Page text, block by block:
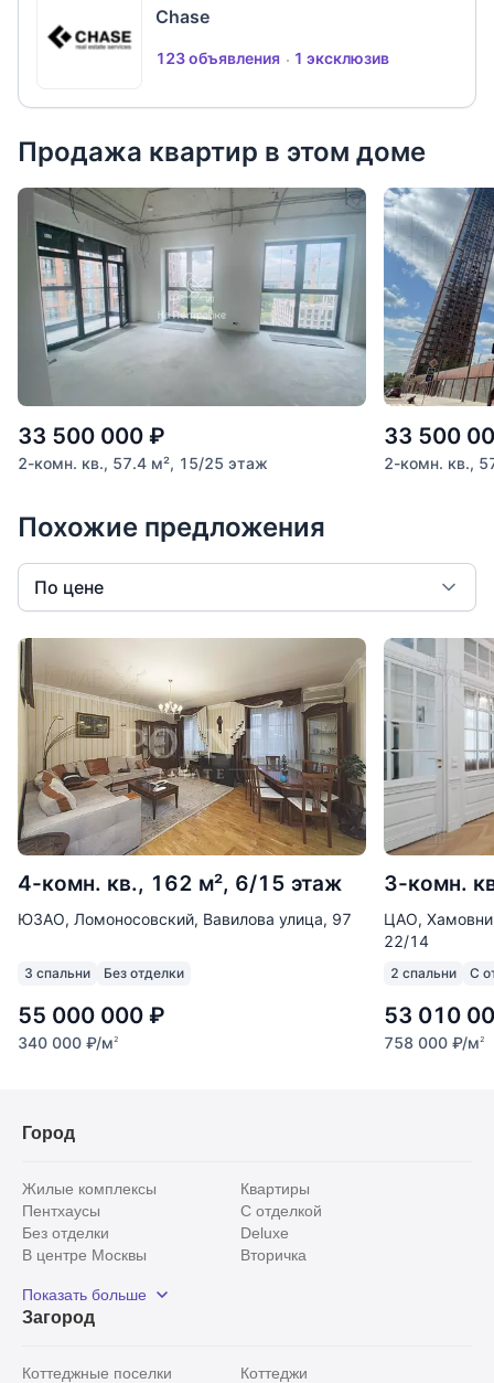
Chase
123 объявления 1 эксклюзив
Продажа квартир в этом доме
33 500 000 ₽
2-комн. кв., 57.4 м², 15/25 этаж
33 500
2-комн. кв.,
Похожие предложения
По цене
4-комн. кв., 162 м², 6/15 этаж
ЮЗАО, Ломоносовский, Вавилова улица, 97
3 спальни Без отделки
55 000 000 ₽
340 000 ₽/м2
3-комн.
ЦАО,
22/14
2 спальни С
53 010
758 000 ₽/м2
Город
Жилые комплексы
Квартиры
Пентхаусы
С отделкой
Без отделки
Deluxe
В центре Москвы
Вторичка
Рядом с парком
С панорамными окнами
Показать больше
Загород
Коттеджные поселки Коттеджи